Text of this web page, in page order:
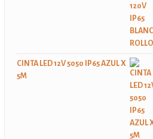
CINTA LED 12V 5050 IP65 AZUL X
5M